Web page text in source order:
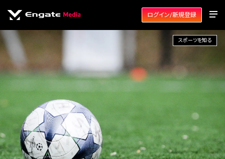
ログイン/新規登録
スポーツを知る